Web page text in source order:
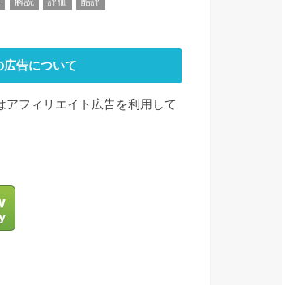
広告について
アフィリエイト広告を利用して